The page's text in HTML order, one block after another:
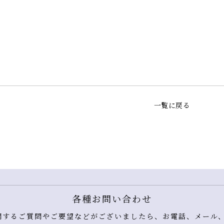
一覧に戻る
各種お問い合わせ
るご質問やご要望などがございましたら、お電話、メール